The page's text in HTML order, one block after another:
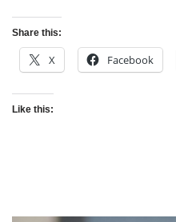
Share this:
X Facebook
Like this: